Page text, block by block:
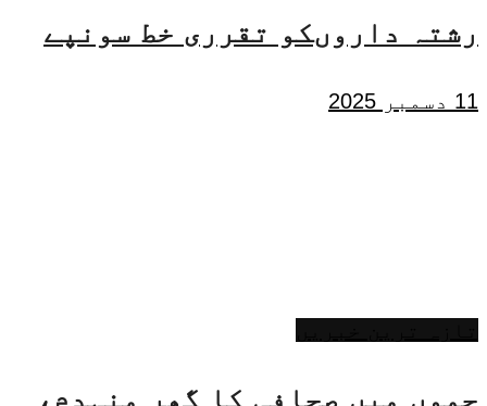
رشتہ داروںکو تقرری خط سونپے
11 دسمبر 2025
جموں میں صحافی کا گھر منہدم،